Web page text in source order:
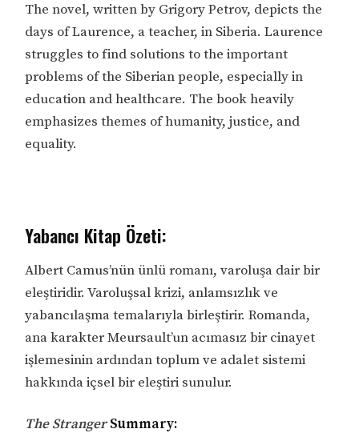
The novel, written by Grigory Petrov, depicts the
days of Laurence, a teacher, in Siberia. Laurence
struggles to find solutions to the important
problems of the Siberian people, especially in
education and healthcare. The book heavily
emphasizes themes of humanity, justice, and
equality.
Yabancı Kitap Özeti:
Albert Camus’nün ünlü romanı, varoluşa dair bir
eleştiridir. Varoluşsal krizi, anlamsızlık ve
yabancılaşma temalarıyla birleştirir. Romanda,
ana karakter Meursault’un acımasız bir cinayet
işlemesinin ardından toplum ve adalet sistemi
hakkında içsel bir eleştiri sunulur.
The StrangerSummary: